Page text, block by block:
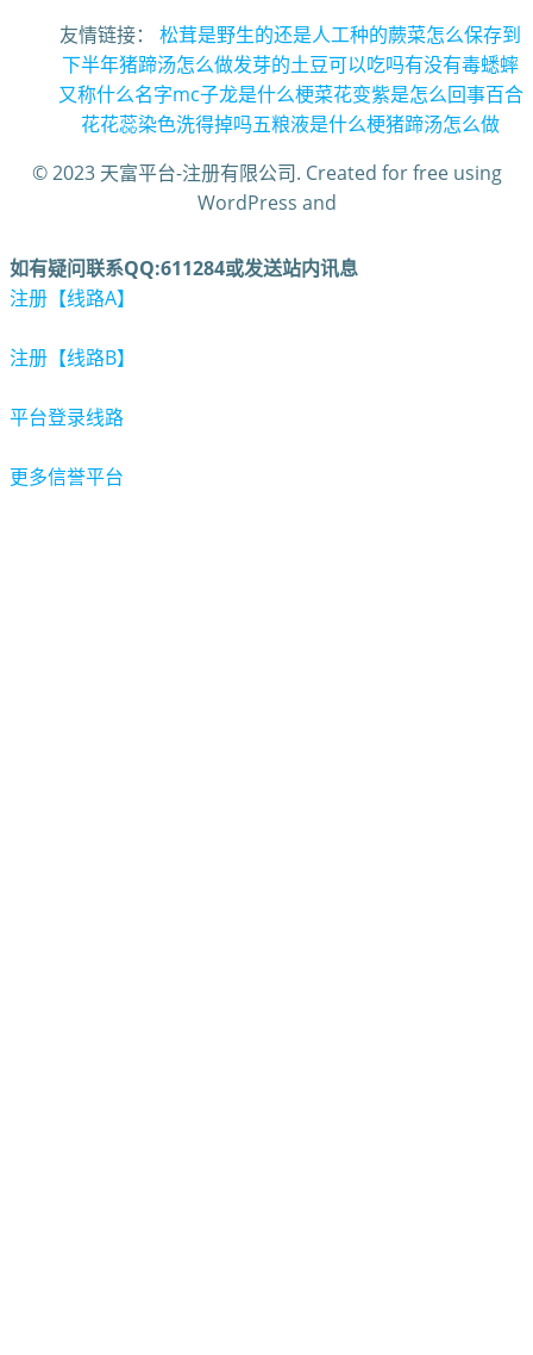
友情链接： 松茸是野生的还是人工种的蕨菜怎么保存到
下半年猪蹄汤怎么做发芽的土豆可以吃吗有没有毒蟋蟀
又称什么名字mc子龙是什么梗菜花变紫是怎么回事百合
花花蕊染色洗得掉吗五粮液是什么梗猪蹄汤怎么做
© 2023 天富平台-注册有限公司. Created for free using
WordPress and
如有疑问联系QQ:611284或发送站内讯息
注册【线路A】
注册【线路B】
平台登录线路
更多信誉平台